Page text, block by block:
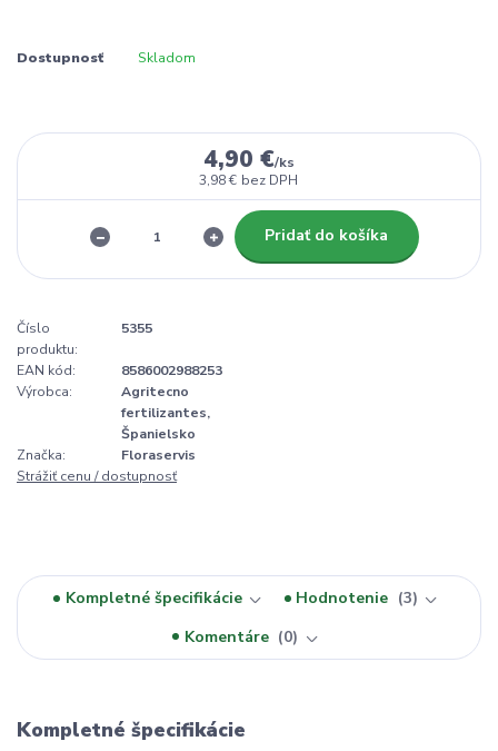
Dostupnosť Skladom
4,90 €/ks
3,98 € bez DPH
Pridať do košíka
Číslo
produktu:
5355
EAN kód:
8586002988253
Výrobca:
Agritecno
fertilizantes,
Španielsko
Značka:
Floraservis
Strážiť cenu / dostupnosť
Kompletné špecifikácie Hodnotenie
3
Komentáre
0
Kompletné špecifikácie